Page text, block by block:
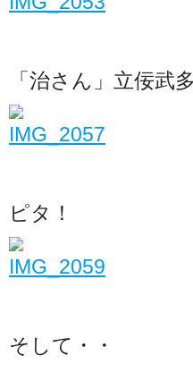
「治さん」立佞武
ピタ！
そして・・